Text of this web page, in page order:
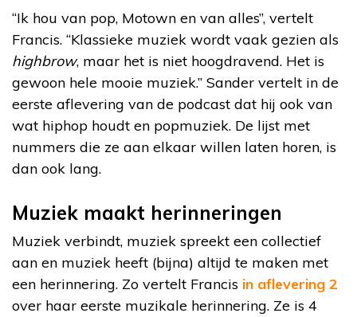
“Ik hou van pop, Motown en van alles”, vertelt
Francis. “Klassieke muziek wordt vaak gezien als
highbrow, maar het is niet hoogdravend. Het is
gewoon hele mooie muziek.” Sander vertelt in de
eerste aflevering van de podcast dat hij ook van
wat hiphop houdt en popmuziek. De lijst met
nummers die ze aan elkaar willen laten horen, is
dan ook lang.
Muziek maakt herinneringen
Muziek verbindt, muziek spreekt een collectief
aan en muziek heeft (bijna) altijd te maken met
een herinnering. Zo vertelt Francis in aflevering 2
over haar eerste muzikale herinnering. Ze is 4